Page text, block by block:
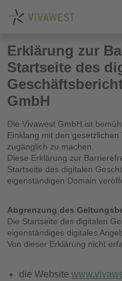
Erklärung zur
Startseite des
GmbH
Die Vivawest GmbH ist
Einklang mit den
zugänglich zu machen.
Diese Erklärung zur
Startseite des digitalen
eigenständigen Domain
Abgrenzung des
Die Startseite des digitalen
eigenständiges digitales
Von dieser Erklärung nicht
die Website